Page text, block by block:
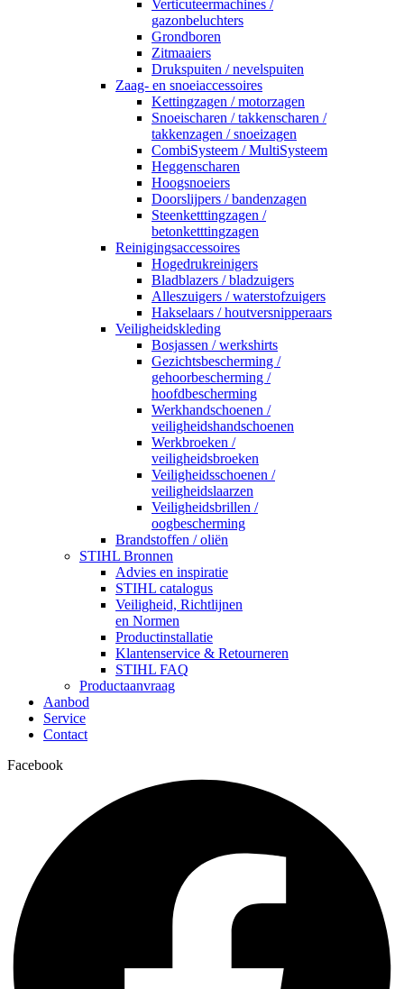
Verticuteermachines /
gazonbeluchters
Grondboren
Zitmaaiers
Drukspuiten / nevelspuiten
Zaag- en snoeiaccessoires
Kettingzagen / motorzagen
Snoeischaren / takkenscharen /
takkenzagen / snoeizagen
CombiSysteem / MultiSysteem
Heggenscharen
Hoogsnoeiers
Doorslijpers / bandenzagen
Steenketttingzagen /
betonketttingzagen
Reinigingsaccessoires
Hogedrukreinigers
Bladblazers / bladzuigers
Alleszuigers / waterstofzuigers
Hakselaars / houtversnipperaars
Veiligheidskleding
Bosjassen / werkshirts
Gezichtsbescherming /
gehoorbescherming /
hoofdbescherming
Werkhandschoenen /
veiligheidshandschoenen
Werkbroeken /
veiligheidsbroeken
Veiligheidsschoenen /
veiligheidslaarzen
Veiligheidsbrillen /
oogbescherming
Brandstoffen / oliën
STIHL Bronnen
Advies en inspiratie
STIHL catalogus
Veiligheid, Richtlijnen
en Normen
Productinstallatie
Klantenservice & Retourneren
STIHL FAQ
Productaanvraag
Aanbod
Service
Contact
Facebook